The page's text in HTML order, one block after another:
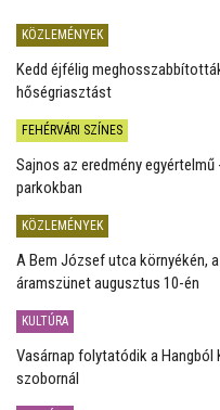
KÖZLEMÉNYEK
Kedd éjfélig
hőségriasztást
FEHÉRVÁRI SZÍNES
Sajnos az eredmény
parkokban
KÖZLEMÉNYEK
A Bem József utca környékén,
áramszünet augusztus 10-én
KULTÚRA
Vasárnap folytatódik a
szobornál